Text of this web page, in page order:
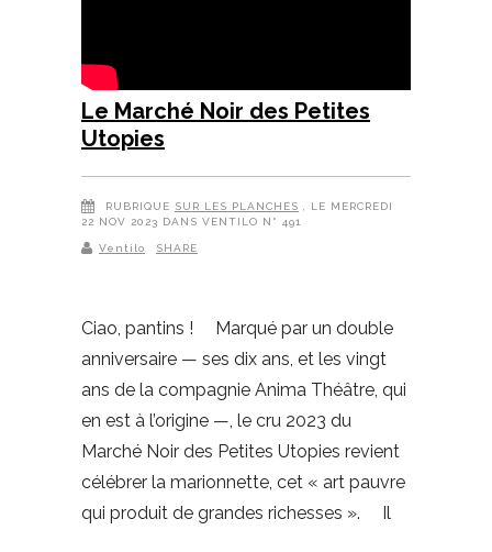
Le Marché Noir des Petites
Utopies
RUBRIQUE SUR LES PLANCHES
, LE MERCREDI
22 NOV 2023 DANS VENTILO N° 491
Ventilo SHARE
Ciao, pantins ! Marqué par un double
anniversaire — ses dix ans, et les vingt
ans de la compagnie Anima Théâtre, qui
en est à l’origine —, le cru 2023 du
Marché Noir des Petites Utopies revient
célébrer la marionnette, cet « art pauvre
qui produit de grandes richesses ». Il